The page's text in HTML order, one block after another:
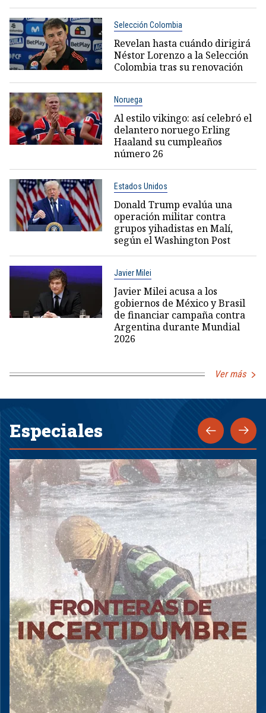
Selección Colombia
Revelan hasta cuándo dirigirá
Néstor Lorenzo a la Selección
Colombia tras su renovación
Noruega
Al estilo vikingo: así celebró el
delantero noruego Erling
Haaland su cumpleaños
número 26
Estados Unidos
Donald Trump evalúa una
operación militar contra
grupos yihadistas en Malí,
según el Washington Post
Javier Milei
Javier Milei acusa a los
gobiernos de México y Brasil
de financiar campaña contra
Argentina durante Mundial
2026
Ver más
Especiales